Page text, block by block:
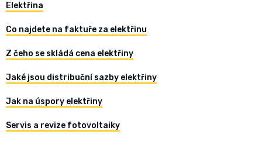
Elektřina
Co najdete na faktuře za elektřinu
Z čeho se skládá cena elektřiny
Jaké jsou distribuční sazby elektřiny
Jak na úspory elektřiny
Servis a revize fotovoltaiky